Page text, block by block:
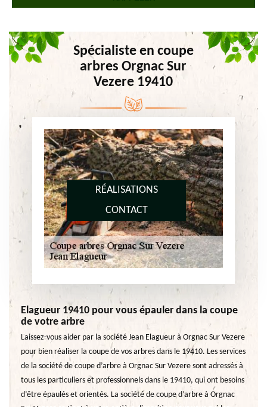
RÉALISATIONS
CONTACT
Spécialiste en coupe
arbres Orgnac Sur
Vezere 19410
Elagueur 19410 pour vous épauler dans la coupe
de votre arbre
Laissez-vous aider par la société Jean Elagueur à Orgnac Sur Vezere
pour bien réaliser la coupe de vos arbres dans le 19410. Les services
de la société de coupe d’arbre à Orgnac Sur Vezere sont adressés à
tous les particuliers et professionnels dans le 19410, qui ont besoins
d’être épaulés et orientés. La société de coupe d’arbre à Orgnac